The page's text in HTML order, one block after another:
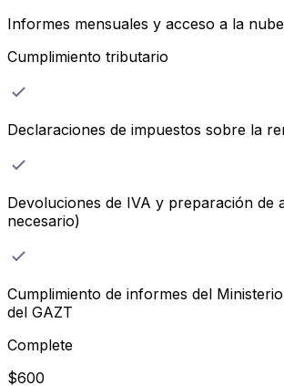
Informes mensuales y acceso a la nube
Cumplimiento tributario
Declaraciones de impuestos sobre la
Devoluciones de IVA y preparación de
necesario)
Cumplimiento de informes del
del GAZT
Complete
$600